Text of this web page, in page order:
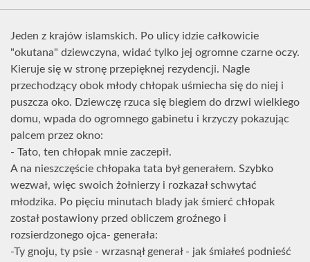
Jeden z krajów islamskich. Po ulicy idzie całkowicie
"okutana" dziewczyna, widać tylko jej ogromne czarne oczy.
Kieruje się w stronę przepięknej rezydencji. Nagle
przechodzący obok młody chłopak uśmiecha się do niej i
puszcza oko. Dziewczę rzuca się biegiem do drzwi wielkiego
domu, wpada do ogromnego gabinetu i krzyczy pokazując
palcem przez okno:
- Tato, ten chłopak mnie zaczepił.
A na nieszczęście chłopaka tata był generałem. Szybko
wezwał, więc swoich żołnierzy i rozkazał schwytać
młodzika. Po pięciu minutach blady jak śmierć chłopak
został postawiony przed obliczem groźnego i
rozsierdzonego ojca- generała:
-Ty gnoju, ty psie - wrzasnął generał - jak śmiałeś podnieść